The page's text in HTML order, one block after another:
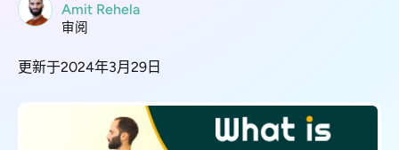
Amit Rehela
审阅
更新于2024年3月29日